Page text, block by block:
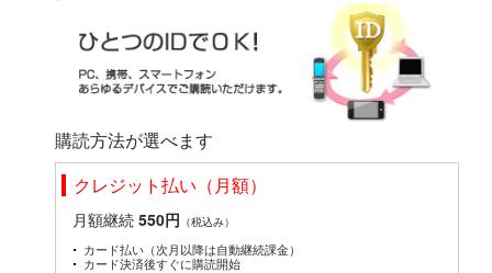
購読方法が選べます
クレジット払い（月額）
月額継続 550円 （税込み）
カード払い（次月以降は自動継続課金）
カード決済後すぐに購読開始